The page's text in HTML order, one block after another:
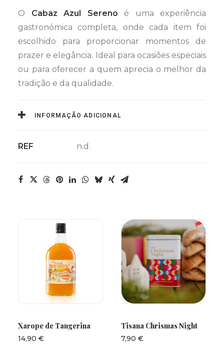
O Cabaz Azul Sereno é uma experiência
gastronómica completa, onde cada item foi
escolhido para proporcionar momentos de
prazer e elegância. Ideal para ocasiões especiais
ou para oferecer a quem aprecia o melhor da
tradição e da qualidade.
INFORMAÇÃO ADICIONAL
REF n.d.
Xarope de Tangerina
14,90 €
Tisana Chrismas Night
7,90 €